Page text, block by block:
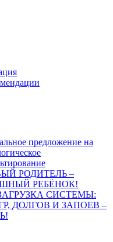
предложение на
РОДИТЕЛЬ –
РЕБЁНОК!
СИСТЕМЫ:
ДОЛГОВ И ЗАПОЕВ –